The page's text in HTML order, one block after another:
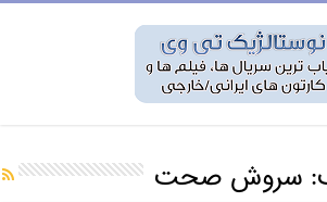
سروش صحت